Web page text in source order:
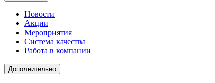
Новости
Акции
Мероприятия
Система качества
Работа в компании
Дополнительно